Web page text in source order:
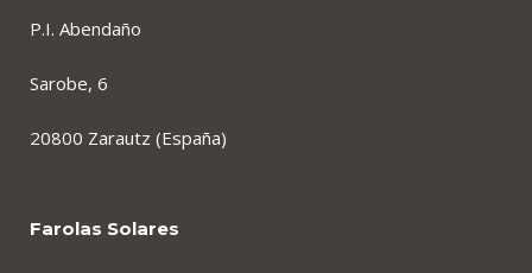
P.I. Abendaño
Sarobe, 6
20800 Zarautz (España)
Farolas Solares